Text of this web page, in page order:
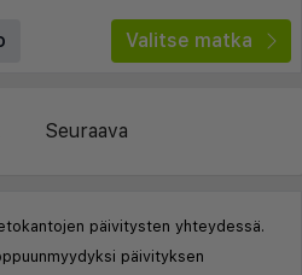
Valitse matka
Seuraava
päivitysten yhteydessä.
päivityksen